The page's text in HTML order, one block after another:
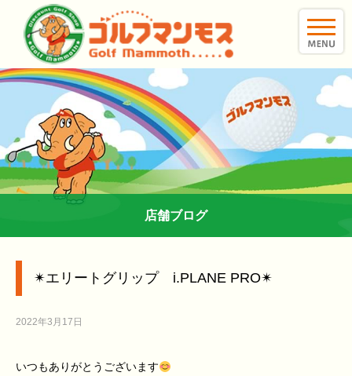
店舗ブログ
✴︎エリートグリップ i.PLANE PRO✴︎
2022年3月17日
いつもありがとうございます